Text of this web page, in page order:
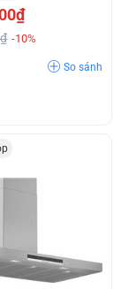
-10%
So sánh